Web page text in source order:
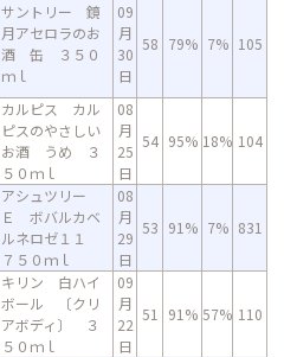
サントリー 鏡
月アセロラのお
酒 缶 ３５０
ｍｌ
09
月
30
日
58 79% 7% 105
カルピス カル
ピスのやさしい
お酒 うめ ３
５０ｍｌ
08
月
25
日
54 95% 18% 104
アシュツリー
Ｅ ボバルカベ
ルネロゼ１１
７５０ｍｌ
08
月
29
日
53 91% 7% 831
キリン 白ハイ
ボール 〔クリ
アボディ〕 ３
５０ｍｌ
09
月
22
日
51 91% 57% 110